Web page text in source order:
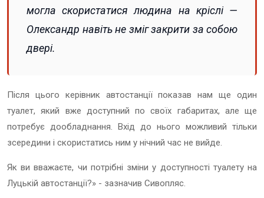
могла скористатися людина на кріслі —
Олександр навіть не зміг закрити за собою
двері.
Після цього керівник автостанції показав нам ще один
туалет, який вже доступний по своїх габаритах, але ще
потребує дообладнання. Вхід до нього можливий тільки
зсередини і скористатись ним у нічний час не вийде.
Як ви вважаєте, чи потрібні зміни у доступності туалету на
Луцькій автостанції?» - зазначив Сивопляс.